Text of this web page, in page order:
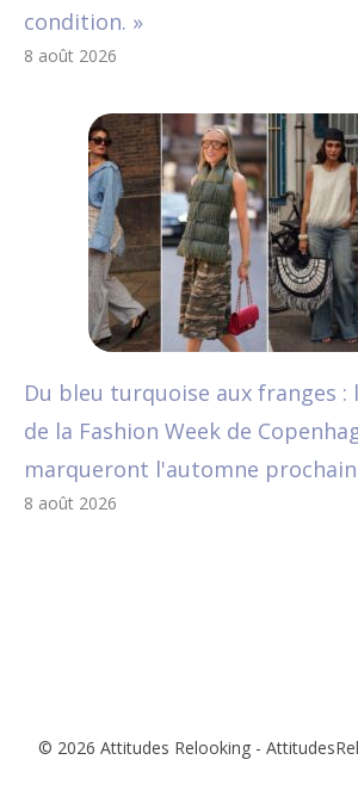
condition. »
8 août 2026
Du bleu turquoise aux franges :
de la Fashion Week de
marqueront l'automne prochain
8 août 2026
© 2026 Attitudes Relooking -